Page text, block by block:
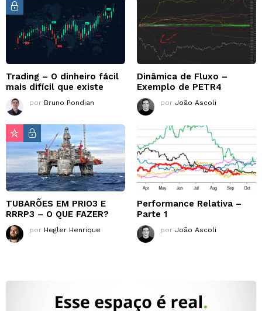
Trading – O dinheiro fácil
mais difícil que existe
por Bruno Pondian
Dinâmica de Fluxo –
Exemplo de PETR4
por João Ascoli
TUBARÕES EM PRIO3 E
RRRP3 – O QUE FAZER?
por Hegler Henrique
Performance Relativa –
Parte 1
por João Ascoli